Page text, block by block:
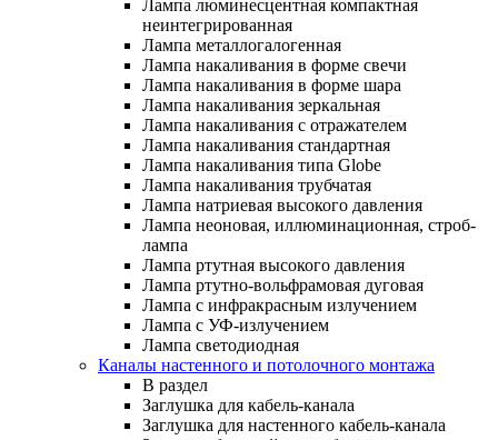
Лампа люминесцентная компактная
неинтегрированная
Лампа металлогалогенная
Лампа накаливания в форме свечи
Лампа накаливания в форме шара
Лампа накаливания зеркальная
Лампа накаливания с отражателем
Лампа накаливания стандартная
Лампа накаливания типа Globe
Лампа накаливания трубчатая
Лампа натриевая высокого давления
Лампа неоновая, иллюминационная, строб-
лампа
Лампа ртутная высокого давления
Лампа ртутно-вольфрамовая дуговая
Лампа с инфракрасным излучением
Лампа с УФ-излучением
Лампа светодиодная
Каналы настенного и потолочного монтажа
В раздел
Заглушка для кабель-канала
Заглушка для настенного кабель-канала